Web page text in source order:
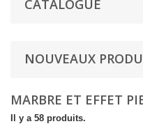
CATALOGUE
NOUVEAUX
MARBRE ET EFFET
Il y a 58 produits.